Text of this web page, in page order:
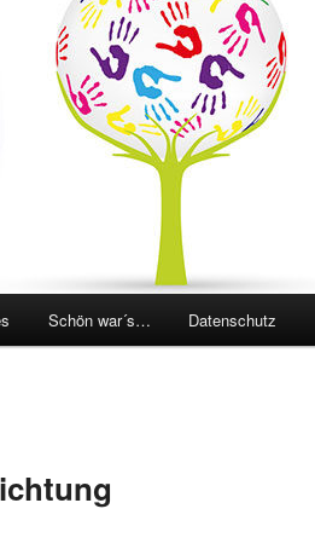
Schön war´s… Datenschutz